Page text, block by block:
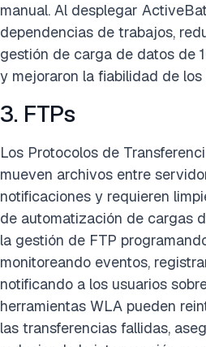
manual. Al desplegar
dependencias de trabajos,
gestión de carga de datos de
y mejoraron la fiabilidad de los
3. FTPs
Los Protocolos de
mueven archivos entre
notificaciones y requieren
de automatización de cargas
la gestión de FTP
monitoreando eventos,
notificando a los usuarios
herramientas WLA pueden
las transferencias fallidas,